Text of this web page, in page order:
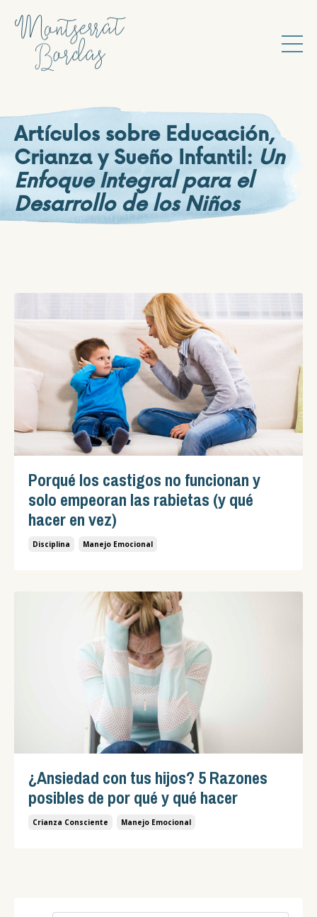
Artículos sobre Educación,
Crianza y Sueño Infantil: Un
Enfoque Integral para el
Desarrollo de los Niños
Porqué los castigos no funcionan y
solo empeoran las rabietas (y qué
hacer en vez)
Disciplina Manejo Emocional
¿Ansiedad con tus hijos? 5 Razones
posibles de por qué y qué hacer
Crianza Consciente Manejo Emocional